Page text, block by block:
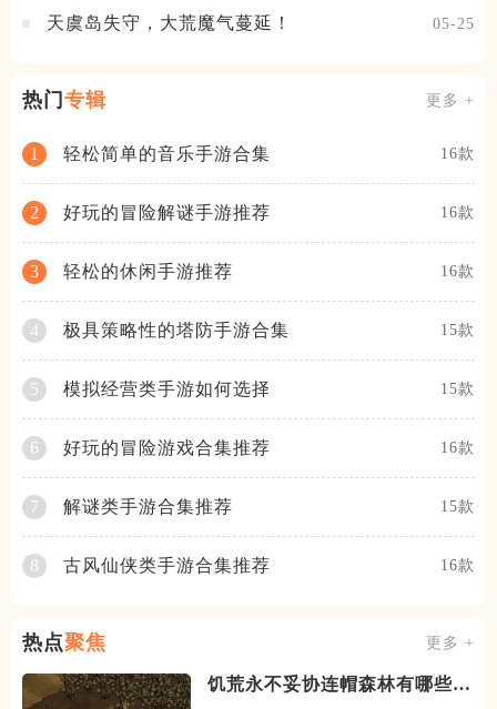
天虞岛失守，大荒魔气蔓延！ 05-25
热门 专辑 更多 +
1 轻松简单的音乐手游合集 16款
2 好玩的冒险解谜手游推荐 16款
3 轻松的休闲手游推荐 16款
4 极具策略性的塔防手游合集 15款
5 模拟经营类手游如何选择 15款
6 好玩的冒险游戏合集推荐 16款
7 解谜类手游合集推荐 15款
8 古风仙侠类手游合集推荐 16款
热点聚焦 更多 +
饥荒永不妥协连帽森林有哪些改